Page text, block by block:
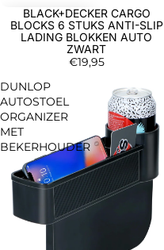
BLACK+DECKER CARGO
BLOCKS 6 STUKS ANTI-SLIP
LADING BLOKKEN AUTO
ZWART
€19,95
DUNLOP
AUTOSTOEL
ORGANIZER
MET
BEKERHOUDER